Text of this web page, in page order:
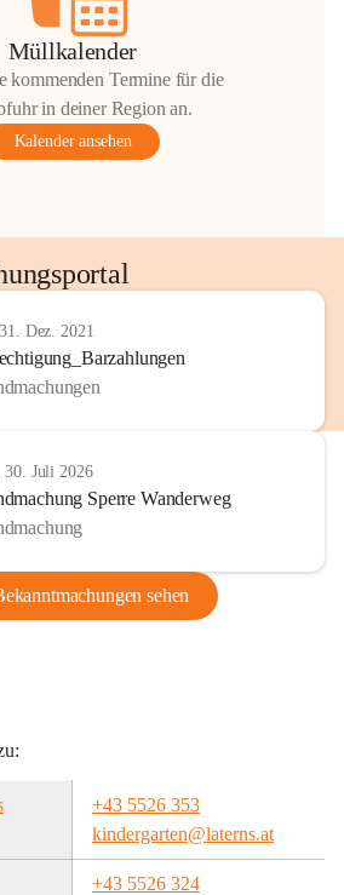
Müllkalender
kommenden Termine für die
in deiner Region an.
Kalender ansehen
Dez. 2021
30. Juli 2026
Sperre Wanderweg
sehen
+43 5526 353
kindergarten@laterns.at
+43 5526 324